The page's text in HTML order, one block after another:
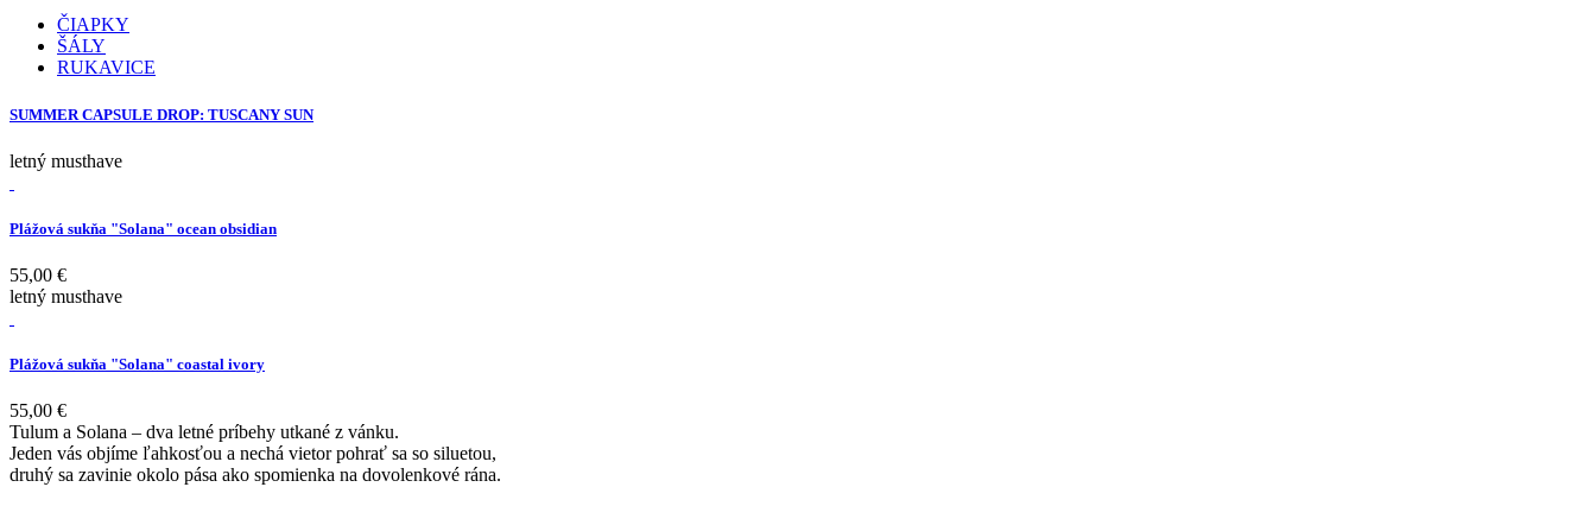
ČIAPKY
ŠÁLY
RUKAVICE
SUMMER CAPSULE DROP: TUSCANY SUN
letný musthave
Plážová sukňa "Solana" ocean obsidian
55,00 €
letný musthave
Plážová sukňa "Solana" coastal ivory
55,00 €
Tulum a Solana – dva letné príbehy utkané z vánku.
Jeden vás objíme ľahkosťou a nechá vietor pohrať sa so siluetou,
druhý sa zavinie okolo pása ako spomienka na dovolenkové rána.